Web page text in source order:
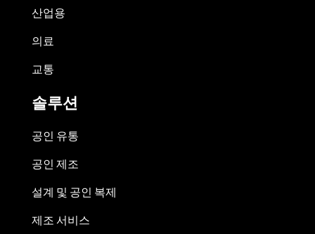
산업용
의료
교통
솔루션
공인 유통
공인 제조
설계 및 공인 복제
제조 서비스